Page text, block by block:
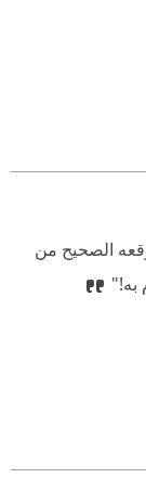
الصحيح من
به!"